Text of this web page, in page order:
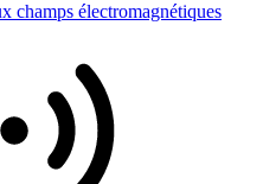
champs électromagnétiques